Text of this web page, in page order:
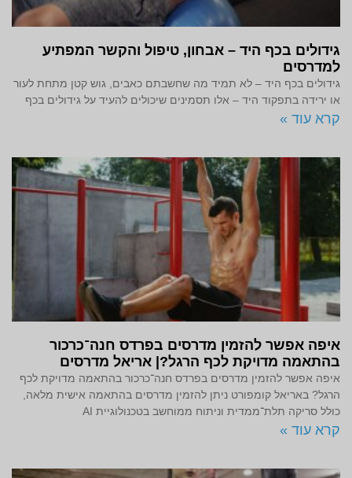
גידולים בכף היד – אבחון, טיפול והקשר המפתיע
למדרסים
גידולים בכף היד – לא תמיד מה שחשבתם כאבים, גוש קטן מתחת לעור
או ירידה בתפקוד היד – אלו תסמינים שיכולים להעיד על גידולים בכף
קרא עוד »
איפה אפשר להזמין מדרסים בפרדס חנה־כרכור
בהתאמה מדויקת לכף הרגל?| אריאל מדרסים
איפה אפשר להזמין מדרסים בפרדס חנה־כרכור בהתאמה מדויקת לכף
הרגל? באריאל קומפורט ניתן להזמין מדרסים בהתאמה אישית מלאה,
כולל סריקה תלת־ממדית וניתוח ממוחשב בטכנולוגיית AI
קרא עוד »